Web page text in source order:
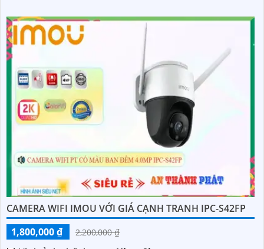
CAMERA WIFI IMOU VỚI GIÁ CẠNH TRANH IPC-S42FP
1,800,000 ₫
2,200,000 ₫